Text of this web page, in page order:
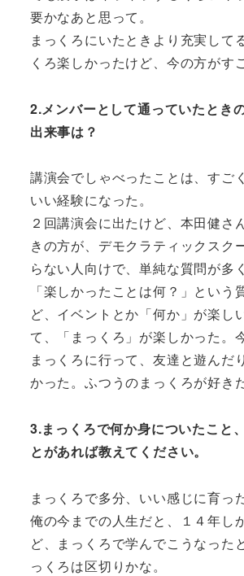
要かなあと思って。
まっくろにいたときより充実して
くろ楽しかったけど、今の方がす
2.メンバーとして通っていたとき
出来事は？
講演会でしゃべったことは、すご
いい経験になった。
２回講演会に出たけど、本田健さ
きの方が、デモクラティックスク
らない人向けで、単純な質問が多
「楽しかったことは何？」という
ど、イベントとか「何か」が楽し
て、「まっくろ」が楽しかった。
まっくろに行って、友達と遊んだ
かった。ふつうのまっくろが好き
3.まっくろで何か身についたこと
とがあれば教えてください。
まっくろで多分、いい感じに育った
俺の今までの人生だと、１４年し
ど、まっくろで学んでこうなった
っくろは区切りかな。